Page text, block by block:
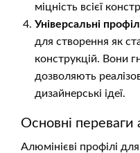
міцність всієї
Універсальні
для створення як
конструкцій. Вони
дозволяють
дизайнерські ідеї.
Основні переваги
Алюмінієві профілі